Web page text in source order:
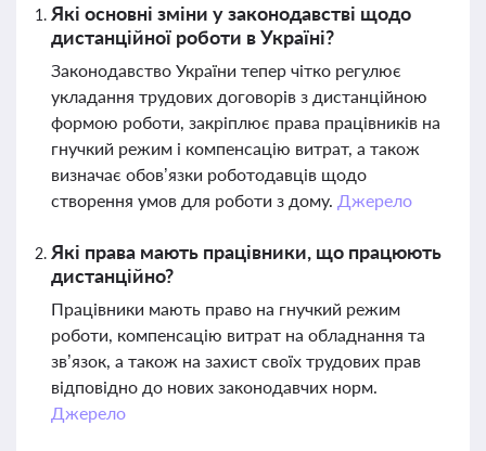
Які основні зміни у законодавстві щодо
дистанційної роботи в Україні?
Законодавство України тепер чітко регулює
укладання трудових договорів з дистанційною
формою роботи, закріплює права працівників на
гнучкий режим і компенсацію витрат, а також
визначає обов’язки роботодавців щодо
створення умов для роботи з дому. Джерело
Які права мають працівники, що працюють
дистанційно?
Працівники мають право на гнучкий режим
роботи, компенсацію витрат на обладнання та
зв’язок, а також на захист своїх трудових прав
відповідно до нових законодавчих норм.
Джерело